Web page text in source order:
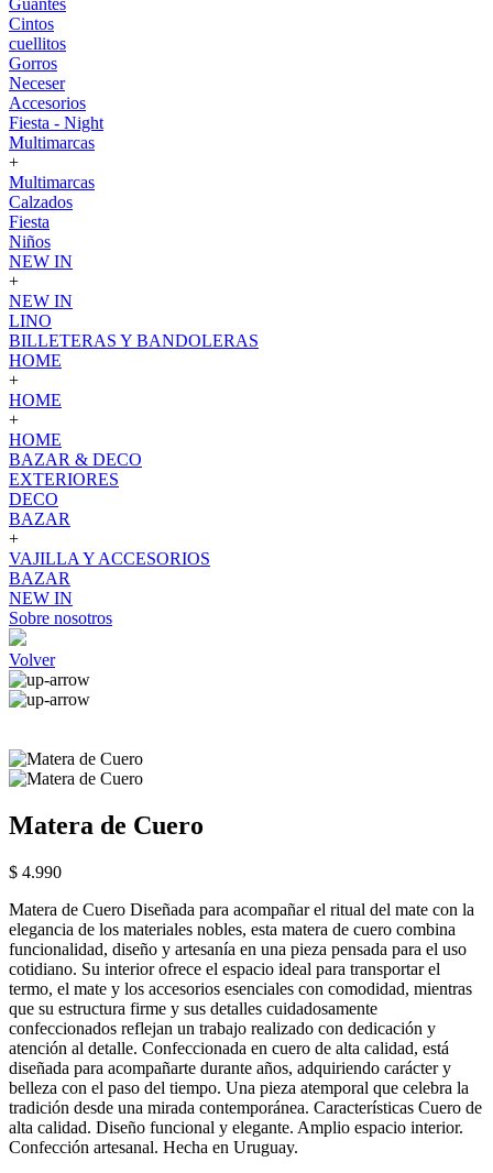
Guantes
Cintos
cuellitos
Gorros
Neceser
Accesorios
Fiesta - Night
Multimarcas
+
Multimarcas
Calzados
Fiesta
Niños
NEW IN
+
NEW IN
LINO
BILLETERAS Y BANDOLERAS
HOME
+
HOME
+
HOME
BAZAR & DECO
EXTERIORES
DECO
BAZAR
+
VAJILLA Y ACCESORIOS
BAZAR
NEW IN
Sobre nosotros
Volver
Matera de Cuero
$ 4.990
Matera de Cuero Diseñada para acompañar el ritual del mate con la
elegancia de los materiales nobles, esta matera de cuero combina
funcionalidad, diseño y artesanía en una pieza pensada para el uso
cotidiano. Su interior ofrece el espacio ideal para transportar el
termo, el mate y los accesorios esenciales con comodidad, mientras
que su estructura firme y sus detalles cuidadosamente
confeccionados reflejan un trabajo realizado con dedicación y
atención al detalle. Confeccionada en cuero de alta calidad, está
diseñada para acompañarte durante años, adquiriendo carácter y
belleza con el paso del tiempo. Una pieza atemporal que celebra la
tradición desde una mirada contemporánea. Características Cuero de
alta calidad. Diseño funcional y elegante. Amplio espacio interior.
Confección artesanal. Hecha en Uruguay.